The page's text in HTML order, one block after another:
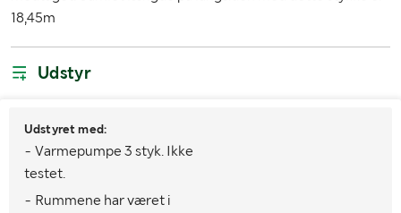
18,45m
Udstyr
Udstyret med:
- Varmepumpe 3 styk. Ikke
testet.
- Rummene har været i